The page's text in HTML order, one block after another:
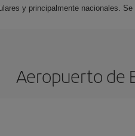
y principalmente nacionales.
Aeropuerto de